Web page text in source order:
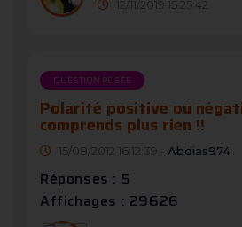
12/11/2019 15:25:42
QUESTION POSÉE
Polarité positive ou
comprends plus rien !!
15/08/2012 16:12:39 - Abdias974
Réponses : 5
Affichages : 29626